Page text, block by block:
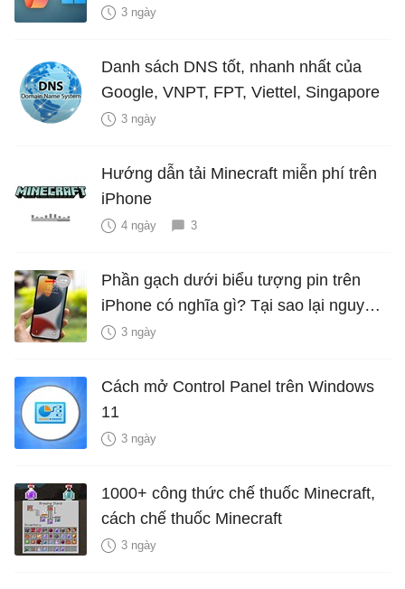
năng mới Hữu Ích
3 ngày
Danh sách DNS tốt, nhanh nhất của
Google, VNPT, FPT, Viettel, Singapore
3 ngày
Hướng dẫn tải Minecraft miễn phí trên
iPhone
4 ngày 3
Phần gạch dưới biểu tượng pin trên
iPhone có nghĩa gì? Tại sao lại nguy
hiểm?
3 ngày
Cách mở Control Panel trên Windows
11
3 ngày
1000+ công thức chế thuốc Minecraft,
cách chế thuốc Minecraft
3 ngày